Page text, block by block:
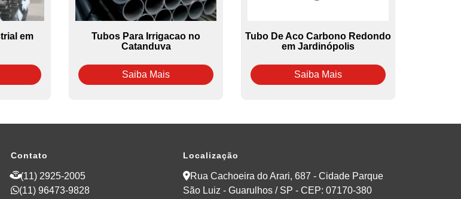
em
Tubos Para Irrigacao no
Catanduva
Saiba Mais
Tubo De Aco Carbono Redondo
em Jardinópolis
Saiba Mais
Contato
(11) 2925-2005
(11) 96473-9828
Localização
Rua Cachoeira do Arari, 687 - Cidade Parque
São Luiz - Guarulhos / SP - CEP: 07170-380